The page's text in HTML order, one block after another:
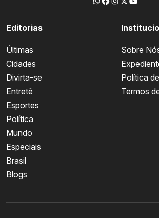
Editorias
Últimas
Cidades
Divirta-se
Entretê
Esportes
Política
Mundo
Especiais
Brasil
Blogs
Sobre
Política
Termos